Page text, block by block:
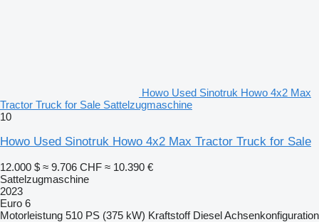
Howo Used Sinotruk Howo 4x2 Max
Tractor Truck for Sale Sattelzugmaschine
10
Howo Used Sinotruk Howo 4x2 Max Tractor Truck for Sale
12.000 $ ≈ 9.706 CHF ≈ 10.390 €
Sattelzugmaschine
2023
Euro 6
Motorleistung 510 PS (375 kW) Kraftstoff DieselAchsenkonfiguration